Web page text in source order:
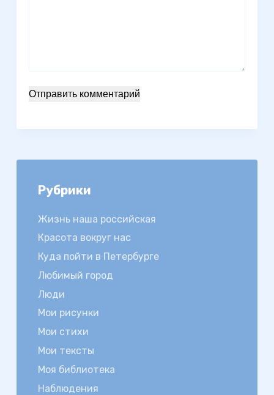
Отправить комментарий
Рубрики
Жизнь наша российская
Красота вокруг нас
Куда пойти в Петербурге
Любимый город
Люди
Мои рисунки
Мои стихи
Мои тексты
Моя библиотека
Наблюдения